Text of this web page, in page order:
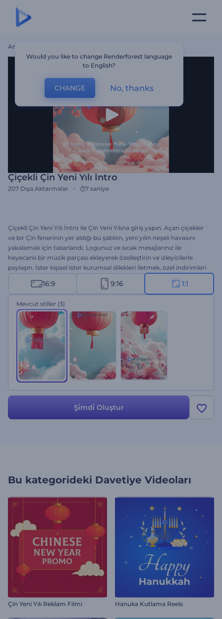
Ana Sayfa
Çiçekli Çin Yeni Yılı İntro
207 Dışa Aktarmalar 7 saniye
Çiçekli Çin Yeni Yılı İntro ile Çin Yeni Yılına giriş yapın. Açan çiçekler
ve bir Çin fenerinin yer aldığı bu şablon, yeni yılın neşeli havasını
yakalamak için tasarlandı. Logunuz ve sıcak mesajlarınız ile
heyecanlı bir müzik parçası ekleyerek özelleştirin ve izleyicilerle
paylaşın. İster kişisel ister kurumsal dilekleri iletmek, özel indirimleri
paylaşmak ya da yıl başı ile ilgili duyurular yapmak gibi projeler için
harika bir şablon. Hemen oluşturun!
16:9 9:16 1:1
Mevcut stiller (3)
Şi̇mdi̇ Oluştur
Bu kategorideki Davetiye Videoları
Çin Yeni Yılı Reklam Filmi Hanuka Kutlama Reels
Would you like to change Renderforest language
to English?
CHANGE No, thanks